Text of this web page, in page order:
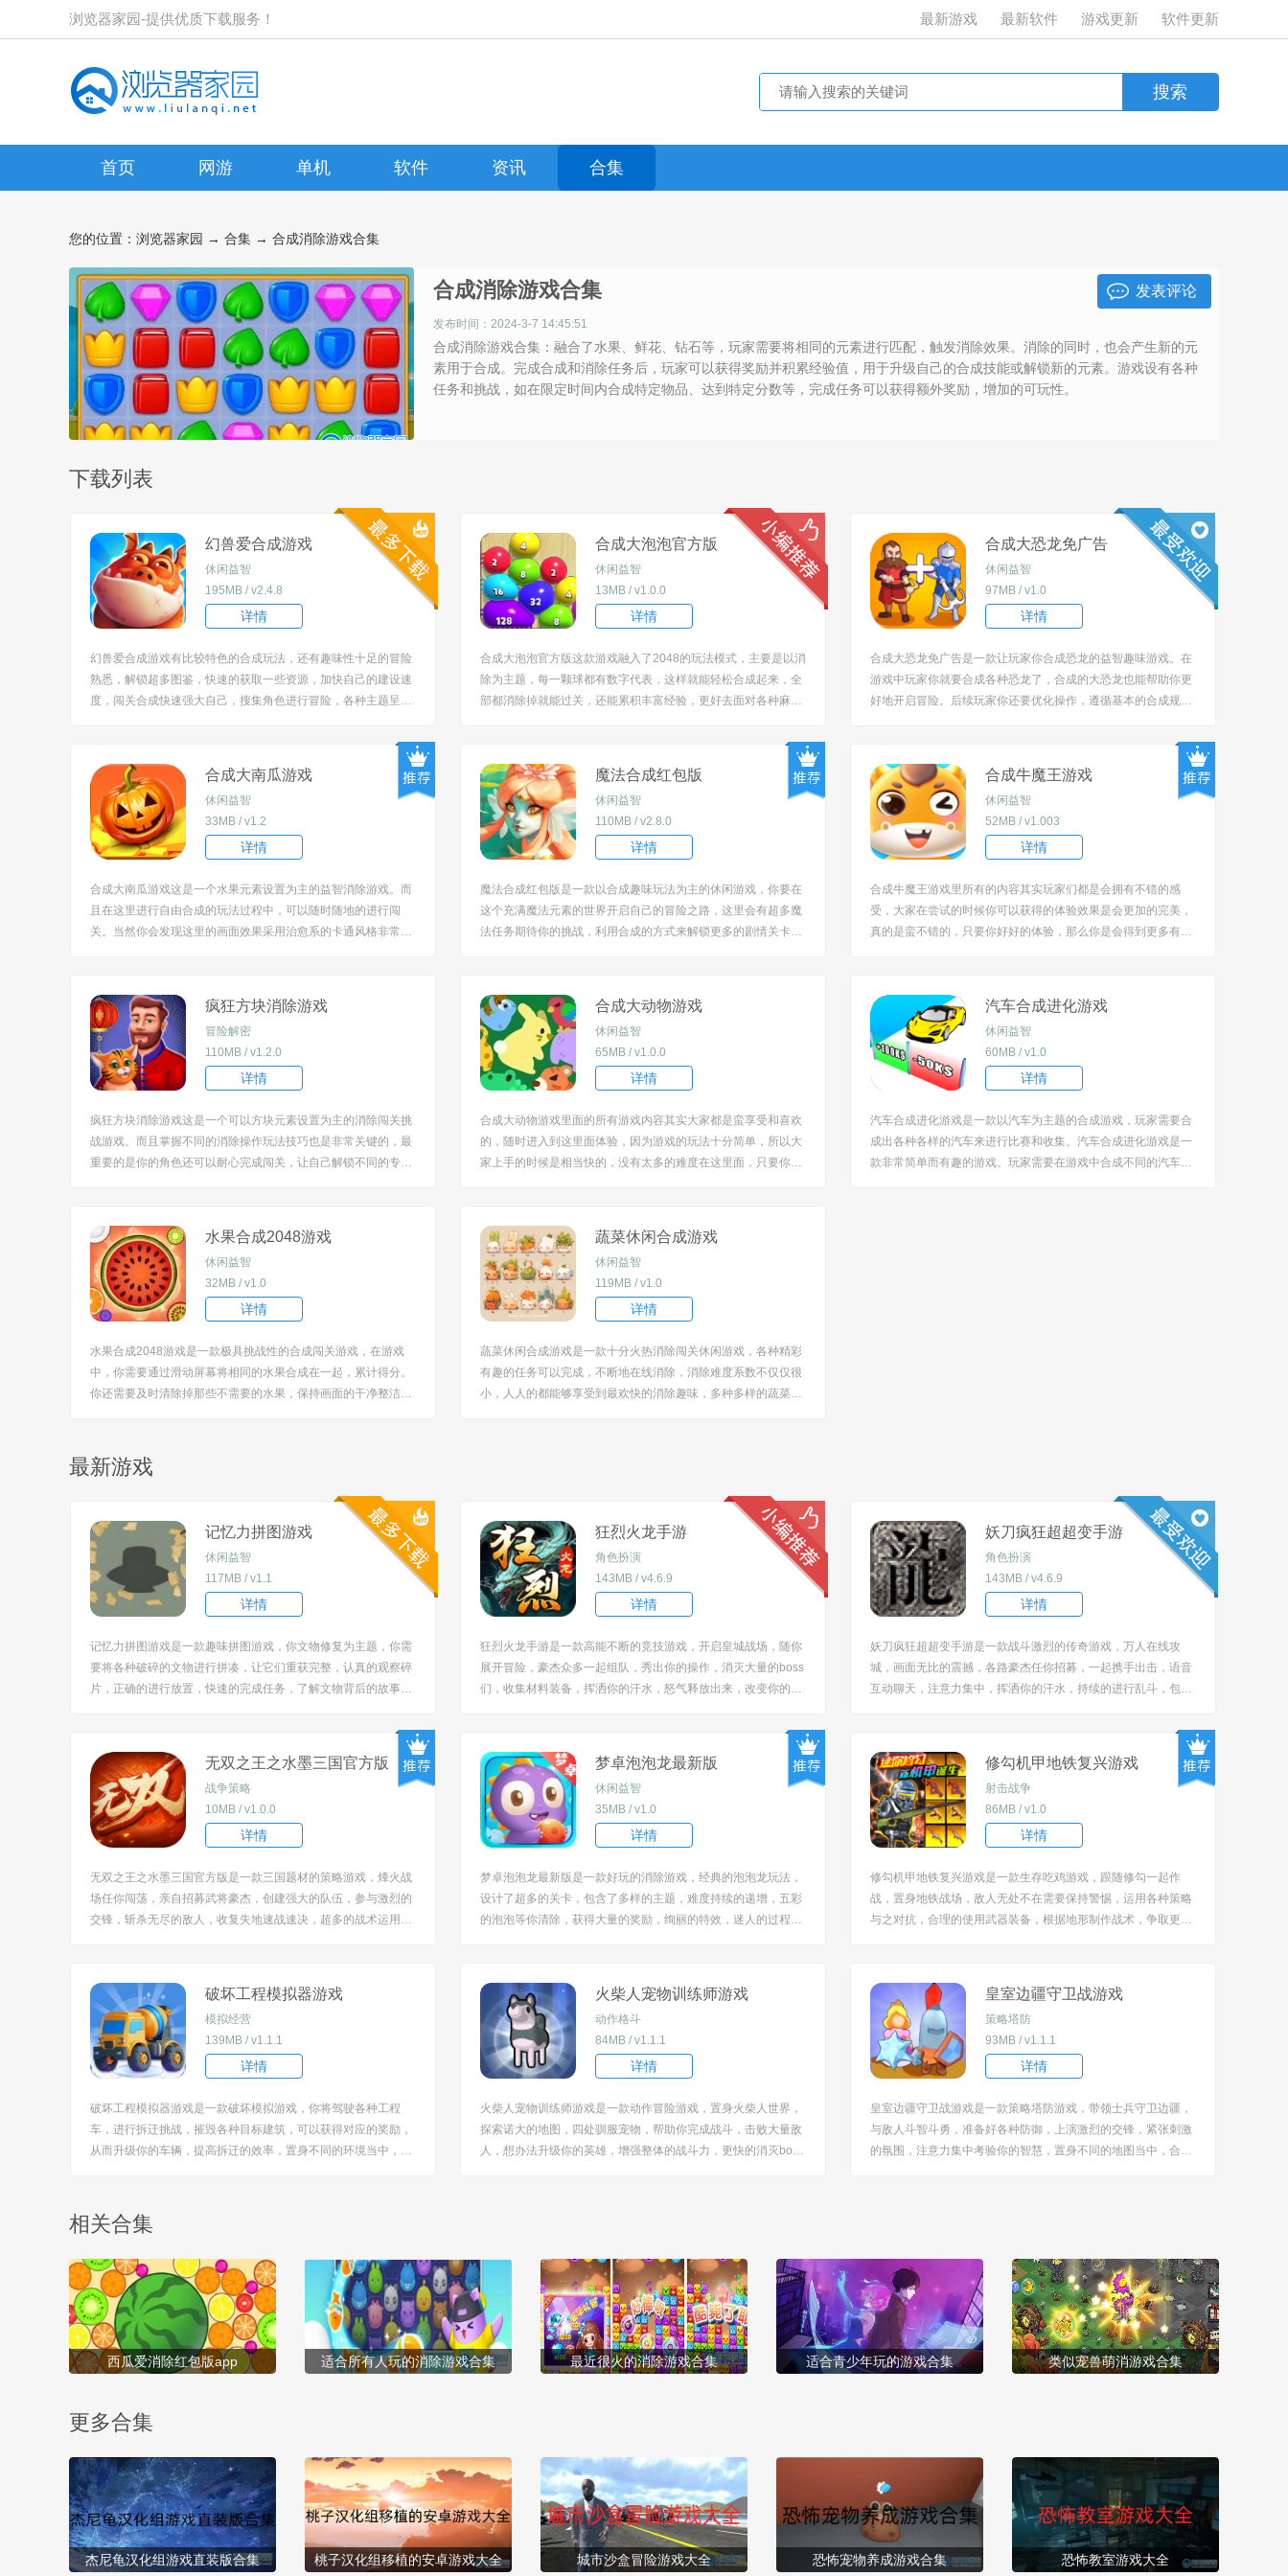
浏览器家园-提供优质下载服务！ 最新游戏 最新软件 游戏更新 软件更新
首页 网游 单机 软件 资讯 合集
您的位置： 浏览器家园 → 合集 → 合成消除游戏合集
合成消除游戏合集 发表评论
发布时间：2024-3-7 14:45:51
合成消除游戏合集：融合了水果、鲜花、钻石等，玩家需要将相同的元素进行匹配，触发消除效果。消除的同时，也会产生新的元
素用于合成。完成合成和消除任务后，玩家可以获得奖励并积累经验值，用于升级自己的合成技能或解锁新的元素。游戏设有各种
任务和挑战，如在限定时间内合成特定物品、达到特定分数等，完成任务可以获得额外奖励，增加的可玩性。
下载列表
幻兽爱合成游戏
休闲益智
195MB / v2.4.8
详情
幻兽爱合成游戏有比较特色的合成玩法，还有趣味性十足的冒险
熟悉，解锁超多图鉴，快速的获取一些资源，加快自己的建设速
度，闯关合成快速强大自己，搜集角色进行冒险，各种主题呈
1、闯关丰富冒险精彩，任务触发充满未知，让你感受不一样的
消除合成玩法； ...
合成大泡泡官方版
休闲益智
13MB / v1.0.0
详情
合成大泡泡官方版这款游戏融入了2048的玩法模式，主要是以消
除为主题，每一颗球都有数字代表，这样就能轻松合成起来，全
部都消除掉就能过关，还能累积丰富经验，更好去面对各种麻
景风格最佳； ...
合成大恐龙免广告
休闲益智
97MB / v1.0
详情
合成大恐龙免广告是一款让玩家你合成恐龙的益智趣味游戏。在
游戏中玩家你就要合成各种恐龙了，合成的大恐龙也能帮助你更
好地开启冒险。后续玩家你还要优化操作，遵循基本的合成规
风你自己玩的时候也有很...
合成大南瓜游戏
休闲益智
33MB / v1.2
详情
合成大南瓜游戏这是一个水果元素设置为主的益智消除游戏。而
且在这里进行自由合成的玩法过程中，可以随时随地的进行闯
关。当然你会发现这里的画面效果采用治愈系的卡通风格非常的
会有炫酷多彩的特效设...
魔法合成红包版
休闲益智
110MB / v2.8.0
详情
魔法合成红包版是一款以合成趣味玩法为主的休闲游戏，你要在
这个充满魔法元素的世界开启自己的冒险之路，这里会有超多魔
法任务期待你的挑战，利用合成的方式来解锁更多的剧情关卡，
蝶象（蝴蝶和大象）...
合成牛魔王游戏
休闲益智
52MB / v1.003
详情
合成牛魔王游戏里所有的内容其实玩家们都是会拥有不错的感
受，大家在尝试的时候你可以获得的体验效果是会更加的完美，
真的是蛮不错的，只要你好好的体验，那么你是会得到更多有趣
题材的游戏，其实大家...
疯狂方块消除游戏
冒险解密
110MB / v1.2.0
详情
疯狂方块消除游戏这是一个可以方块元素设置为主的消除闯关挑
战游戏。而且掌握不同的消除操作玩法技巧也是非常关键的，最
重要的是你的角色还可以耐心完成闯关，让自己解锁不同的专属
一幕的冲击力都...
合成大动物游戏
休闲益智
65MB / v1.0.0
详情
合成大动物游戏里面的所有游戏内容其实大家都是蛮享受和喜欢
的，随时进入到这里面体验，因为游戏的玩法十分简单，所以大
家上手的时候是相当快的，没有太多的难度在这里面，只要你能
你会得到的游戏过...
汽车合成进化游戏
休闲益智
60MB / v1.0
详情
汽车合成进化游戏是一款以汽车为主题的合成游戏，玩家需要合
成出各种各样的汽车来进行比赛和收集。汽车合成进化游戏是一
款非常简单而有趣的游戏。玩家需要在游戏中合成不同的汽车，
水果合成2048游戏
休闲益智
32MB / v1.0
详情
水果合成2048游戏是一款极具挑战性的合成闯关游戏，在游戏
中，你需要通过滑动屏幕将相同的水果合成在一起，累计得分。
你还需要及时清除掉那些不需要的水果，保持画面的干净整洁。
挑战性。 2、...
蔬菜休闲合成游戏
休闲益智
119MB / v1.0
详情
蔬菜休闲合成游戏是一款十分火热消除闯关休闲游戏，各种精彩
有趣的任务可以完成，不断地在线消除，消除难度系数不仅仅很
小，人人的都能够享受到最欢快的消除趣味，多种多样的蔬菜可
最新游戏
记忆力拼图游戏
休闲益智
117MB / v1.1
详情
记忆力拼图游戏是一款趣味拼图游戏，你文物修复为主题，你需
要将各种破碎的文物进行拼凑，让它们重获完整，认真的观察碎
片，正确的进行放置，快速的完成任务，了解文物背后的故事，
与耐心将破碎的文...
狂烈火龙手游
角色扮演
143MB / v4.6.9
详情
狂烈火龙手游是一款高能不断的竞技游戏，开启皇城战场，随你
展开冒险，豪杰众多一起组队，秀出你的操作，消灭大量的boss
们，收集材料装备，挥洒你的汗水，怒气释放出来，改变你的命
受战斗比拼带来...
妖刀疯狂超超变手游
角色扮演
143MB / v4.6.9
详情
妖刀疯狂超超变手游是一款战斗激烈的传奇游戏，万人在线攻
城，画面无比的震撼，各路豪杰任你招募，一起携手出击，语音
互动聊天，注意力集中，挥洒你的汗水，持续的进行乱斗，包含
自由开启冒险，与强大...
无双之王之水墨三国官方版
战争策略
10MB / v1.0.0
详情
无双之王之水墨三国官方版是一款三国题材的策略游戏，烽火战
场任你闯荡，亲自招募武将豪杰，创建强大的队伍，参与激烈的
交锋，斩杀无尽的敌人，收复失地速战速决，超多的战术运用，
现一个全新的三国...
梦卓泡泡龙最新版
休闲益智
35MB / v1.0
详情
梦卓泡泡龙最新版是一款好玩的消除游戏，经典的泡泡龙玩法，
设计了超多的关卡，包含了多样的主题，难度持续的递增，五彩
的泡泡等你清除，获得大量的奖励，绚丽的特效，迷人的过程，
的怀旧情感，来这...
修勾机甲地铁复兴游戏
射击战争
86MB / v1.0
详情
修勾机甲地铁复兴游戏是一款生存吃鸡游戏，跟随修勾一起作
战，置身地铁战场，敌人无处不在需要保持警惕，运用各种策略
与之对抗，合理的使用武器装备，根据地形制作战术，争取更多
演可爱的修勾角色，驾驶...
破坏工程模拟器游戏
模拟经营
139MB / v1.1.1
详情
破坏工程模拟器游戏是一款破坏模拟游戏，你将驾驶各种工程
车，进行拆迁挑战，摧毁各种目标建筑，可以获得对应的奖励，
从而升级你的车辆，提高拆迁的效率，置身不同的环境当中，肆
itle] 1、可以控制工程...
火柴人宠物训练师游戏
动作格斗
84MB / v1.1.1
详情
火柴人宠物训练师游戏是一款动作冒险游戏，置身火柴人世界，
探索诺大的地图，四处驯服宠物，帮助你完成战斗，击败大量敌
人，想办法升级你的英雄，增强整体的战斗力，更快的消灭bos
皇室边疆守卫战游戏
策略塔防
93MB / v1.1.1
详情
皇室边疆守卫战游戏是一款策略塔防游戏，带领士兵守卫边疆，
与敌人斗智斗勇，准备好各种防御，上演激烈的交锋，紧张刺激
的氛围，注意力集中考验你的智慧，置身不同的地图当中，合理
相关合集
西瓜爱消除红包版app 适合所有人玩的消除游戏合集 最近很火的消除游戏合集 适合青少年玩的游戏合集 类似宠兽萌消游戏合集
更多合集
杰尼龟汉化组游戏直装版合集 桃子汉化组移植的安卓游戏大全 城市沙盒冒险游戏大全 恐怖宠物养成游戏合集 恐怖教室游戏大全